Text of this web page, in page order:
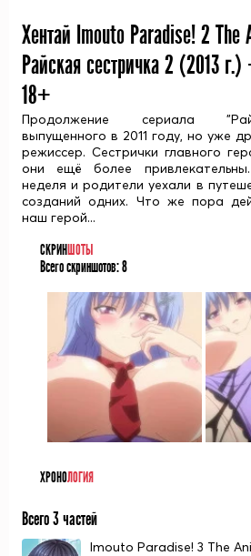
Хентай Imouto Paradise! 2
Райская сестричка 2 (2013 г.)
18+
Продолжение сериала
выпущенного в 2011 году, но уже
режиссер. Сестрички главного
они ещё более
неделя и родители уехали в
созданий одних. Что же пора
наш герой...
СКРИН ШОТЫ
Всего скриншотов:8
ХРОНОЛОГИЯ
Всего 3 частей
Imouto Paradise! 3 The